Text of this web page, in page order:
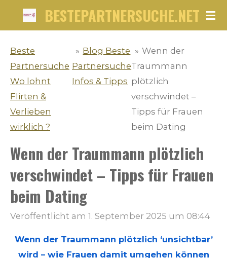
BESTEPARTNERSUCHE.NET
Beste
Partnersuche
Wo lohnt
Flirten &
Verlieben
wirklich ?
» Blog Beste
Partnersuche
Infos & Tipps
» Wenn der
Traummann
plötzlich
verschwindet –
Tipps für Frauen
beim Dating
Wenn der Traummann plötzlich
verschwindet – Tipps für Frauen
beim Dating
Veröffentlicht am 1. September 2025 um 08:44
Wenn der Traummann plötzlich ‘unsichtbar’
wird – wie Frauen damit umgehen können